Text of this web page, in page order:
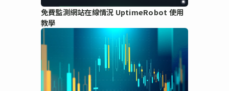
免費監測網站在線情況 UptimeRobot 使用
教學